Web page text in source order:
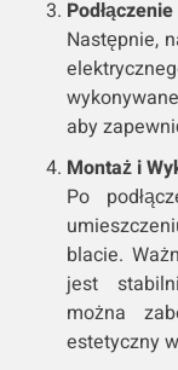
Następnie,
aby
Montaż i
Po
blacie.
jest
można
estetyczny